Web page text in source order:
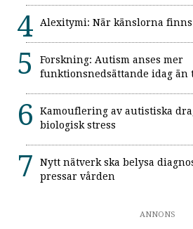
Alexitymi: När känslorna
Forskning: Autism anses mer
funktionsnedsättande idag än
Kamouflering av autistiska
biologisk stress
Nytt nätverk ska belysa
pressar vården
ANNONS